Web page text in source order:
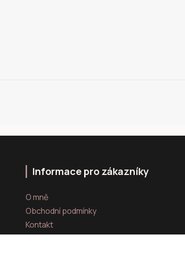
Informace pro zákazníky
O mně
Obchodní podmínky
Kontakt